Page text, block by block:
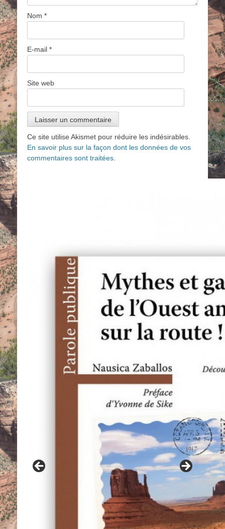
Nom *
E-mail *
Site web
Ce site utilise Akismet pour réduire les indésirables.
En savoir plus sur la façon dont les données de vos
commentaires sont traitées
Contes navajo du grand-père Benally